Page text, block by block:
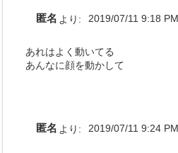
匿名 より: 2019/07/11 9:18 PM
あれはよく動いてる
あんなに顔を動かして
匿名 より: 2019/07/11 9:24 PM